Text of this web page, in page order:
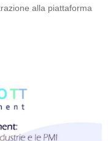
alla piattaforma